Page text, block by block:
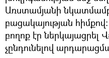
Առստամյանի
բացակայության
բողոք էր
չընդունելով